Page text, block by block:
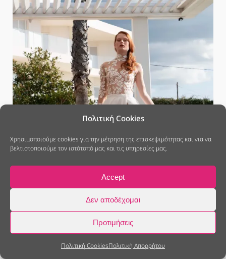
Πολιτική Cookies
Χρησιμοποιούμε cookies για την μέτρηση της επισκεψιμότητας και για να
βελτιστοποιούμε τον ιστότοπό μας και τις υπηρεσίες μας.
Accept
Δεν αποδέχομαι
Προτιμήσεις
Πολιτική CookiesΠολιτική Απορρήτου